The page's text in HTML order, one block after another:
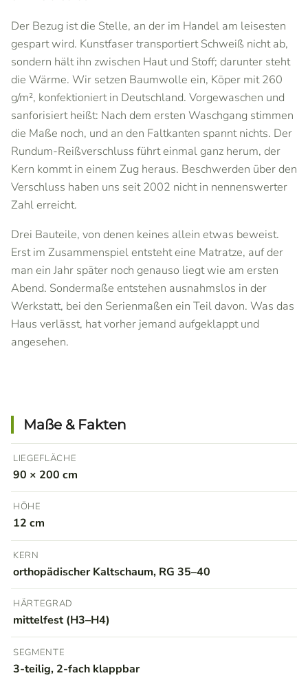
Der Bezug ist die Stelle, an der im Handel am leisesten
gespart wird. Kunstfaser transportiert Schweiß nicht ab,
sondern hält ihn zwischen Haut und Stoff; darunter steht
die Wärme. Wir setzen Baumwolle ein, Köper mit 260
g/m², konfektioniert in Deutschland. Vorgewaschen und
sanforisiert heißt: Nach dem ersten Waschgang stimmen
die Maße noch, und an den Faltkanten spannt nichts. Der
Rundum-Reißverschluss führt einmal ganz herum, der
Kern kommt in einem Zug heraus. Beschwerden über den
Verschluss haben uns seit 2002 nicht in nennenswerter
Zahl erreicht.
Drei Bauteile, von denen keines allein etwas beweist.
Erst im Zusammenspiel entsteht eine Matratze, auf der
man ein Jahr später noch genauso liegt wie am ersten
Abend. Sondermaße entstehen ausnahmslos in der
Werkstatt, bei den Serienmaßen ein Teil davon. Was das
Haus verlässt, hat vorher jemand aufgeklappt und
angesehen.
Maße & Fakten
LIEGEFLÄCHE
90 × 200 cm
HÖHE
12 cm
KERN
orthopädischer Kaltschaum, RG 35–40
HÄRTEGRAD
mittelfest (H3–H4)
SEGMENTE
3-teilig, 2-fach klappbar